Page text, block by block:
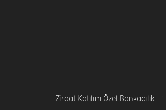
Ziraat Katılım Özel Bankacılık